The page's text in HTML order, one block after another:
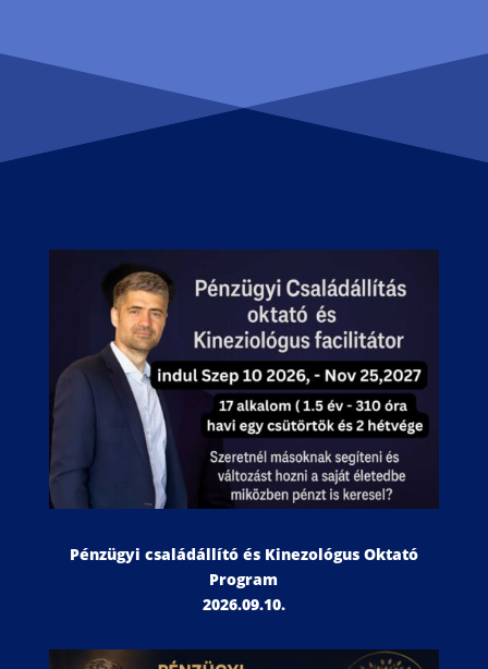
Pénzügyi családállító és Kinezológus Oktató
Program
2026.09.10.